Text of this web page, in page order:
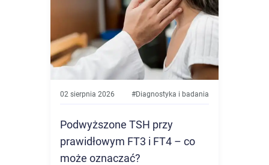
02 sierpnia 2026 #Diagnostyka i badania
Podwyższone TSH przy
prawidłowym FT3 i FT4 – co
może oznaczać?